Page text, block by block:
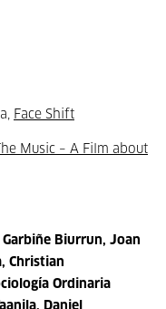
Face Shift
Music – A Film about
Garbiñe Biurrun, Joan
Christian
Ordinaria
Daniel